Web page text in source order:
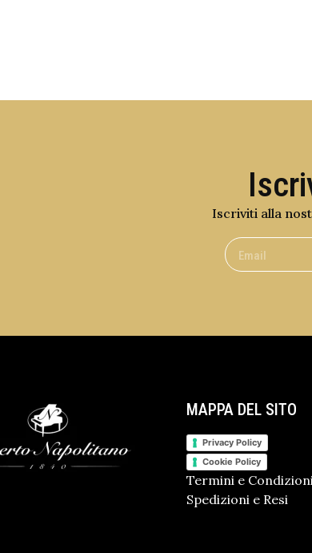
Iscriviti alla
MAPPA DEL SITO
Privacy Policy
Cookie Policy
Termini e
Spedizioni e Resi